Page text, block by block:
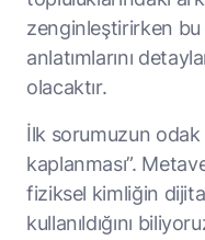
zenginleştirirken
anlatımlarını
olacaktır.
İlk sorumuzun odak
kaplanması”.
fiziksel kimliğin
kullanıldığını